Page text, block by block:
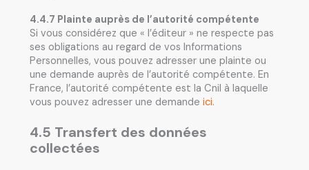
4.4.7 Plainte auprès de l’autorité compétente
Si vous considérez que « l’éditeur » ne respecte pas
ses obligations au regard de vos Informations
Personnelles, vous pouvez adresser une plainte ou
une demande auprès de l’autorité compétente. En
France, l’autorité compétente est la Cnil à laquelle
vous pouvez adresser une demande ici.
4.5 Transfert des données
collectées